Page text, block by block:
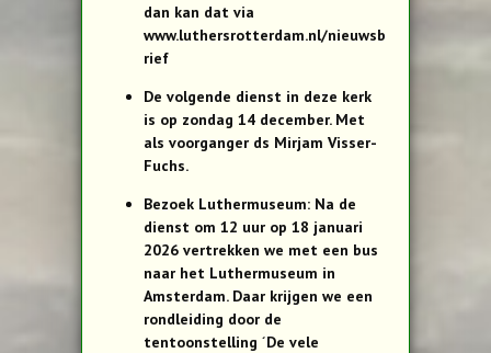
dan kan dat via
www.luthersrotterdam.nl/nieuwsb
rief
De volgende dienst in deze kerk
is op zondag 14 december. Met
als voorganger ds Mirjam Visser-
Fuchs.
Bezoek Luthermuseum: Na de
dienst om 12 uur op 18 januari
2026 vertrekken we met een bus
naar het Luthermuseum in
Amsterdam. Daar krijgen we een
rondleiding door de
tentoonstelling ´De vele